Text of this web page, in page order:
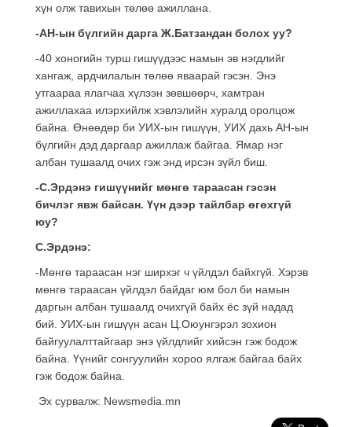
хүн олж тавихын төлөө ажиллана.
-АН-ын бүлгийн дарга Ж.Батзандан болох уу?
-40 хоногийн турш гишүүдээс намын эв нэгдлийг
хангаж, ардчилалын төлөө яваарай гэсэн. Энэ
утгаараа ялагчаа хүлээн зөвшөөрч, хамтран
ажиллахаа илэрхийлж хэвлэлийн хуралд оролцож
байна. Өнөөдөр би УИХ-ын гишүүн, УИХ дахь АН-ын
бүлгийн дэд даргаар ажиллаж байгаа. Ямар нэг
албан тушаалд очих гэж энд ирсэн зүйл биш.
-С.Эрдэнэ гишүүнийг мөнгө тараасан гэсэн
бичлэг явж байсан. Үүн дээр тайлбар өгөхгүй
юу?
С.Эрдэнэ:
-Мөнгө тараасан нэг ширхэг ч үйлдэл байхгүй. Хэрэв
мөнгө тараасан үйлдэл байдаг юм бол би намын
даргын албан тушаалд очихгүй байх ёс зүй надад
бий. УИХ-ын гишүүн асан Ц.Оюунгэрэл зохион
байгуулалттайгаар энэ үйлдлийг хийсэн гэж бодож
байна. Үүнийг сонгуулийн хороо ялгаж байгаа байх
гэж бодож байна.
Эх сурвалж: Newsmedia.mn